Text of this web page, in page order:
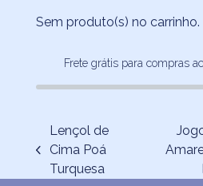
Sem produto(s) no carrinho.
Frete grátis para compras
previous
post:
Lençol de
Cima Poá
Turquesa
post: